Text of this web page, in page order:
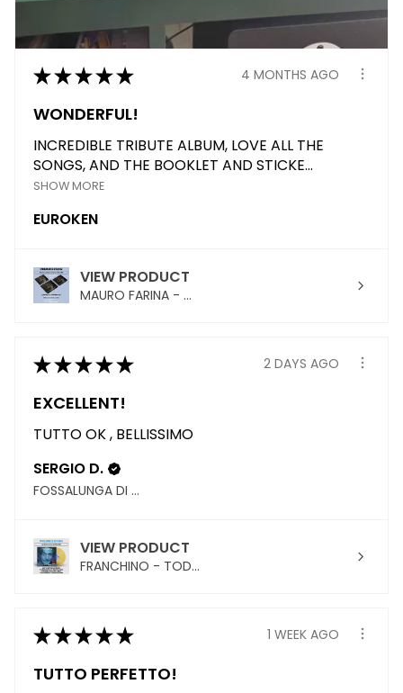
★★★★★ 4 MONTHS AGO
WONDERFUL!
INCREDIBLE TRIBUTE ALBUM, LOVE ALL THE
SONGS, AND THE BOOKLET AND STICKE...
SHOW MORE
EUROKEN
VIEW PRODUCT
MAURO FARINA - ...
★★★★★ 2 DAYS AGO
EXCELLENT!
TUTTO OK , BELLISSIMO
SERGIO D.
FOSSALUNGA DI VEDELAGO, TREVISO
VIEW PRODUCT
FRANCHINO - TOD...
★★★★★ 1 WEEK AGO
TUTTO PERFETTO!